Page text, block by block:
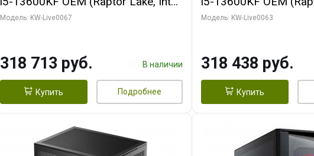
7, C14 8EC/6PC/ 64 ГБ ОЗУ/ Palit
SSD)
Модель: KW-Live0067
318 713 руб. В наличии
Купить Подробнее
7, C14 8EC/6PC/ 64
SSD)
Модель: KW-Live0063
318 438 руб.
Купить